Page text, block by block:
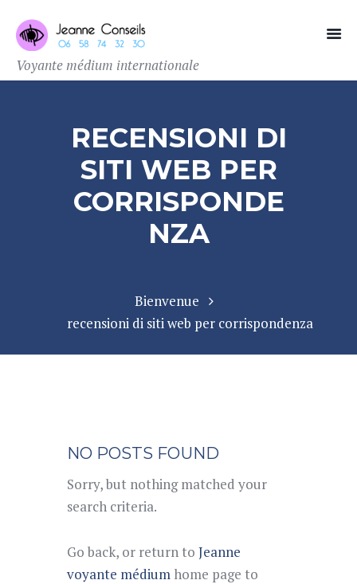
Voyante médium internationale
RECENSIONI DI
SITI WEB PER
CORRISPONDE
NZA
Bienvenue
recensioni di siti web per corrispondenza
NO POSTS FOUND
Sorry, but nothing matched your
search criteria.
Go back, or return to Jeanne
voyante médium home page to